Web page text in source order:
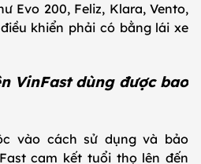
Evo 200, Feliz, Klara, Vento,
khiển phải có bằng lái xe
VinFast dùng được bao
vào cách sử dụng và bảo
cam kết tuổi thọ lên đến